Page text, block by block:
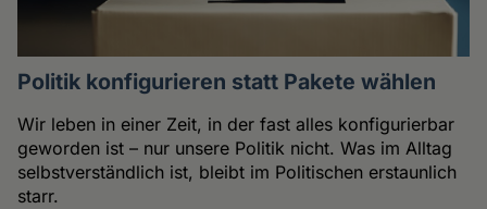
Politik konfigurieren statt Pakete wählen
Wir leben in einer Zeit, in der fast alles konfigurierbar
geworden ist – nur unsere Politik nicht. Was im Alltag
selbstverständlich ist, bleibt im Politischen erstaunlich
starr.